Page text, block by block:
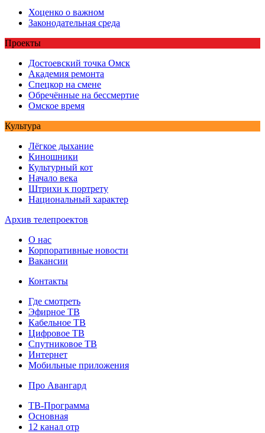
Хоценко о важном
Законодательная среда
Проекты
Достоевский точка Омск
Академия ремонта
Спецкор на смене
Обречённые на бессмертие
Омское время
Культура
Лёгкое дыхание
Киношники
Культурный кот
Начало века
Штрихи к портрету
Национальный характер
Архив телепроектов
О нас
Корпоративные новости
Вакансии
Контакты
Где смотреть
Эфирное ТВ
Кабельное ТВ
Цифровое ТВ
Спутниковое ТВ
Интернет
Мобильные приложения
Про Авангард
ТВ-Программа
Основная
12 канал отр